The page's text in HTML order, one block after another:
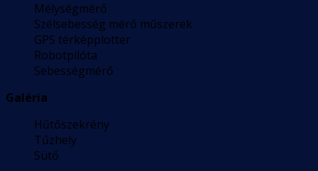
Mélységmérő
Szélsebesség mérő műszerek
GPS térképplotter
Robotpilóta
Sebességmérő
Galéria
Hűtőszekrény
Tűzhely
Sütő